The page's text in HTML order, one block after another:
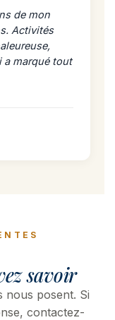
de mon
Activités
a marqué tout
savoir
nous posent. Si
contactez-